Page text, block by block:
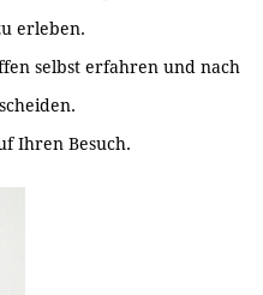
erleben.
selbst erfahren und nach
Ihren Besuch.